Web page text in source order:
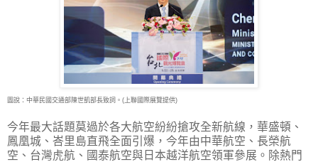
圖說：中華民國交通部陳世凱部長致詞。(上聯國際展覽提供)
今年最大話題莫過於各大航空紛紛搶攻全新航線，華盛頓、
鳳凰城、峇里島直飛全面引爆，今年由中華航空、長榮航
空、台灣虎航、國泰航空與日本越洋航空領軍參展。除熱門